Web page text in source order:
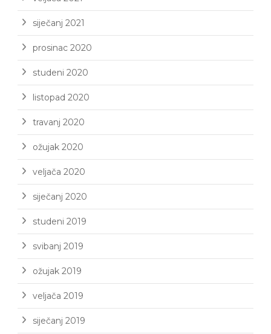
siječanj 2021
prosinac 2020
studeni 2020
listopad 2020
travanj 2020
ožujak 2020
veljača 2020
siječanj 2020
studeni 2019
svibanj 2019
ožujak 2019
veljača 2019
siječanj 2019